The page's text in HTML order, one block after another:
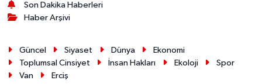
Son Dakika Haberleri
Haber Arşivi
Güncel Siyaset Dünya
Ekonomi
Toplumsal Cinsiyet
İnsan Hakları Ekoloji
Spor
Van
Erciş